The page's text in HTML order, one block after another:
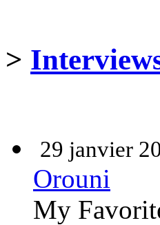
>
29 janvier
Orouni
My